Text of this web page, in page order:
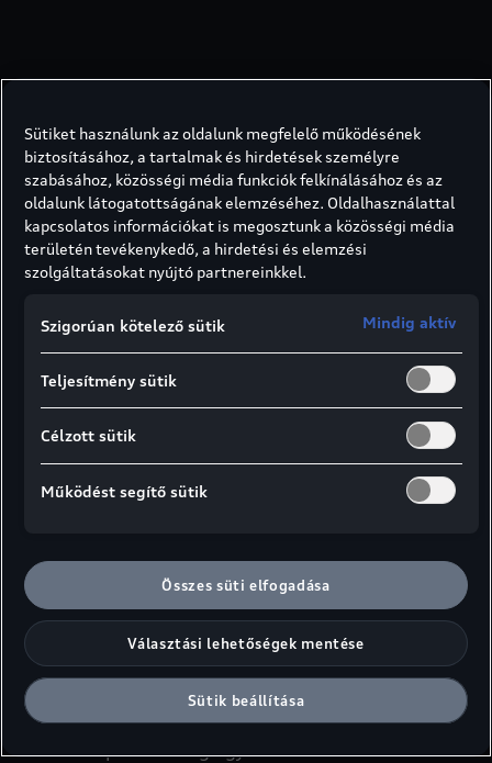
Digitális kapcsolat
márkaszervizével
Store
kínálatában megtalálható carlog
zökkenőmentes lehessen!
egyszerű és kényelmes eszköz, amely
lehetővé teszi, hogy bárhol és bármikor
hozzáférhessen az autójával kapcsolatos
információkhoz és egyszerűen kapcsolatba
tudjon lépni márkakereskedésével és
A központi carlog ügyfélfiókba asztali és
Sütiket használunk az oldalunk megfelelő működésének
biztosításához, a tartalmak és hirdetések személyre
szabásához, közösségi média funkciók felkínálásához és az
oldalunk látogatottságának elemzéséhez. Oldalhasználattal
kapcsolatos információkat is megosztunk a közösségi média
területén tevékenykedő, a hirdetési és elemzési
szolgáltatásokat nyújtó partnereinkkel.
Szigorúan kötelező sütik Mindig aktív
Teljesítmény sütik
Célzott sütik
Működést segítő sütik
Összes süti elfogadása
Választási lehetőségek mentése
Sütik beállítása